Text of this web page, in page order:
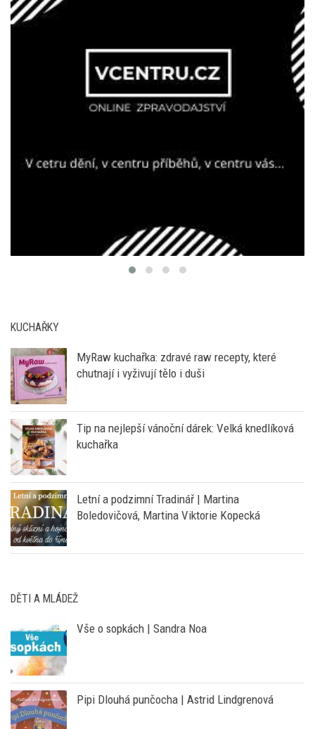
KUCHAŘKY
MyRaw kuchařka: zdravé raw recepty, které
chutnají i vyživují tělo i duši
Tip na nejlepší vánoční dárek: Velká knedlíková
kuchařka
Letní a podzimní Tradinář | Martina
Boledovičová, Martina Viktorie Kopecká
DĚTI A MLÁDEŽ
Vše o sopkách | Sandra Noa
Pipi Dlouhá punčocha | Astrid Lindgrenová